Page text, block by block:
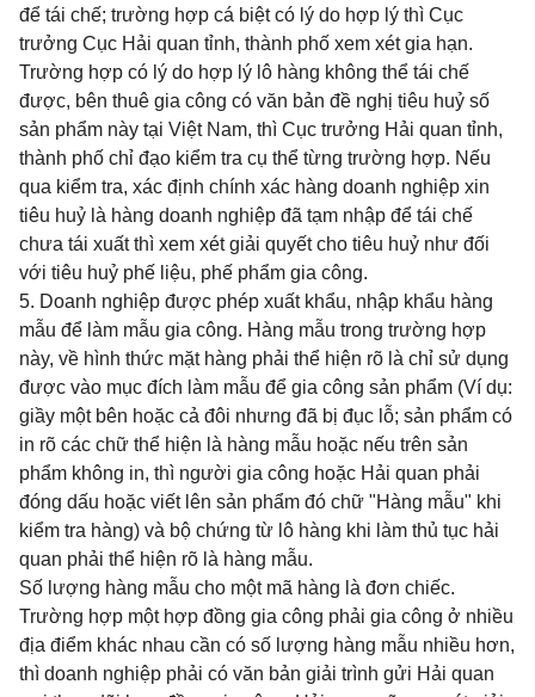
để tái chế; trường hợp cá biệt có lý do hợp lý thì Cục
trưởng Cục Hải quan tỉnh, thành phố xem xét gia hạn.
Trường hợp có lý do hợp lý lô hàng không thể tái chế
được, bên thuê gia công có văn bản đề nghị tiêu huỷ số
sản phẩm này tại Việt Nam, thì Cục trưởng Hải quan tỉnh,
thành phố chỉ đạo kiểm tra cụ thể từng trường hợp. Nếu
qua kiểm tra, xác định chính xác hàng doanh nghiệp xin
tiêu huỷ là hàng doanh nghiệp đã tạm nhập để tái chế
chưa tái xuất thì xem xét giải quyết cho tiêu huỷ như đối
với tiêu huỷ phế liệu, phế phẩm gia công.
5. Doanh nghiệp được phép xuất khẩu, nhập khẩu hàng
mẫu để làm mẫu gia công. Hàng mẫu trong trường hợp
này, về hình thức mặt hàng phải thể hiện rõ là chỉ sử dụng
được vào mục đích làm mẫu để gia công sản phẩm (Ví dụ:
giầy một bên hoặc cả đôi nhưng đã bị đục lỗ; sản phẩm có
in rõ các chữ thể hiện là hàng mẫu hoặc nếu trên sản
phẩm không in, thì người gia công hoặc Hải quan phải
đóng dấu hoặc viết lên sản phẩm đó chữ "Hàng mẫu" khi
kiểm tra hàng) và bộ chứng từ lô hàng khi làm thủ tục hải
quan phải thể hiện rõ là hàng mẫu.
Số lượng hàng mẫu cho một mã hàng là đơn chiếc.
Trường hợp một hợp đồng gia công phải gia công ở nhiều
địa điểm khác nhau cần có số lượng hàng mẫu nhiều hơn,
thì doanh nghiệp phải có văn bản giải trình gửi Hải quan